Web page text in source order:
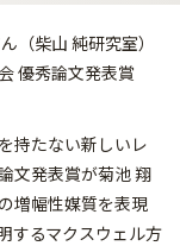
（柴山 純研究室）
優秀論文発表賞
持たない新しいレ
文発表賞が菊池 翔
増幅性媒質を表現
するマクスウェル方